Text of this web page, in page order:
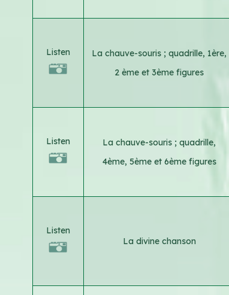
Listen
La chauve-souris ; quadrille, 1ère,
2 ème et 3ème figures
Listen
La chauve-souris ; quadrille,
4ème, 5ème et 6ème figures
Listen
La divine chanson